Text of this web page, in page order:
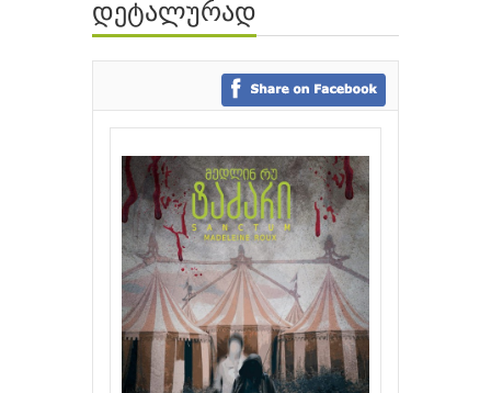
ავტორები
გამომცემლობები
დეტალურად